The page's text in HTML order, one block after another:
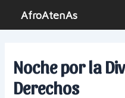
AfroAtenAs
Noche por la
Derechos